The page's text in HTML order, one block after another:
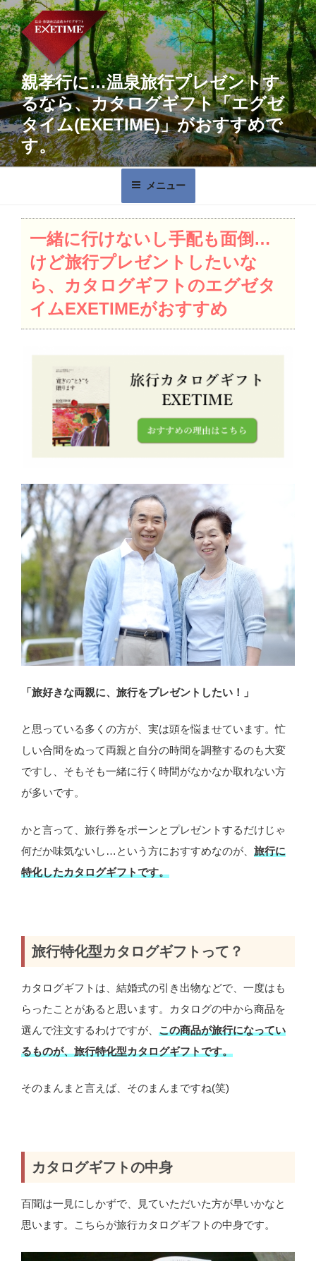
コ
ン
テ
ン
ツ
へ
ス
キ
ッ
プ
親孝行に…温泉旅行プレゼントす
るなら、カタログギフト「エグゼ
タイム(EXETIME)」がおすすめで
す。
メニュー
投
一緒に行けないし手配も面倒…
けど旅行プレゼントしたいな
ら、カタログギフトのエグゼタ
イムEXETIMEがおすすめ
「旅好きな両親に、旅行をプレゼントしたい！」
と思っている多くの方が、実は頭を悩ませています。忙
しい合間をぬって両親と自分の時間を調整するのも大変
ですし、そもそも一緒に行く時間がなかなか取れない方
が多いです。
かと言って、旅行券をポーンとプレゼントするだけじゃ
何だか味気ないし…という方におすすめなのが、 旅行に
特化したカタログギフトです。
旅行特化型カタログギフトって？
カタログギフトは、結婚式の引き出物などで、一度はも
らったことがあると思います。カタログの中から商品を
選んで注文するわけですが、 この商品が旅行になってい
るものが、旅行特化型カタログギフトです。
そのまんまと言えば、そのまんまですね(笑)
カタログギフトの中身
百聞は一見にしかずで、見ていただいた方が早いかなと
思います。こちらが旅行カタログギフトの中身です。